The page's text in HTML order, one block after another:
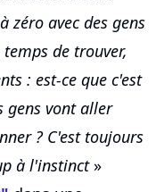
zéro avec des gens
de trouver,
: est-ce que c'est
gens vont aller
? C'est toujours
à l'instinct»